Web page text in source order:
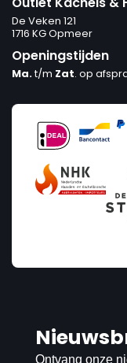
De Veken 121
1716 KG Opmeer
Openingstijden
Ma.t/m Zat. op
Ontvang onze